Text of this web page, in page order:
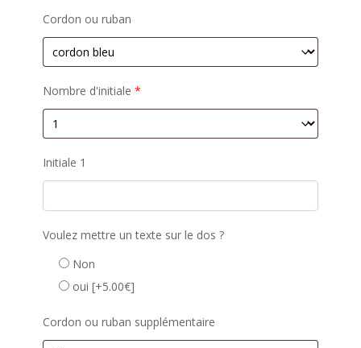
Cordon ou ruban
Nombre d'initiale *
Initiale 1
Voulez mettre un texte sur le dos ?
Non
oui [+5.00€]
Cordon ou ruban supplémentaire